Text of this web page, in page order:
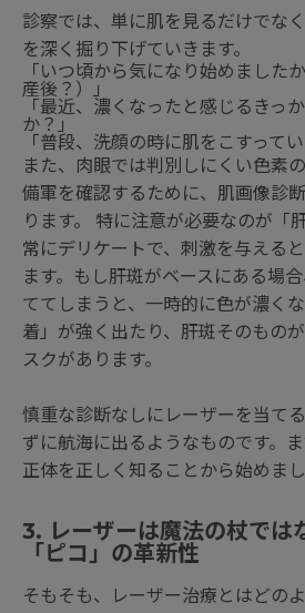
診察では、単に肌を見るだけでな
を深く掘り下げていきます。
「いつ頃から気になり始めました
産後？）」
「最近、濃くなったと感じるきっ
か？」
「普段、洗顔の時に肌をこすって
また、肉眼では判別しにくい色素
備軍を確認するために、肌画像診
ります。 特に注意が必要なのが「
常にデリケートで、刺激を与える
ます。もし肝斑がベースにある場
ててしまうと、一時的に色が濃く
着」が強く出たり、肝斑そのもの
スクがあります。
慎重な診断なしにレーザーを当て
ずに航海に出るようなものです。
正体を正しく知ることから始めまし
3. レーザーは魔法の杖では
「ピコ」の革新性
そもそも、レーザー治療とはどの